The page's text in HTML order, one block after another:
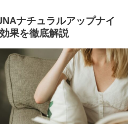
ナチュラルアップナイ
果を徹底解説